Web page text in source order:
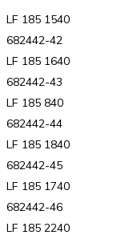
LF 185 1540
682442-42
LF 185 1640
682442-43
LF 185 840
682442-44
LF 185 1840
682442-45
LF 185 1740
682442-46
LF 185 2240